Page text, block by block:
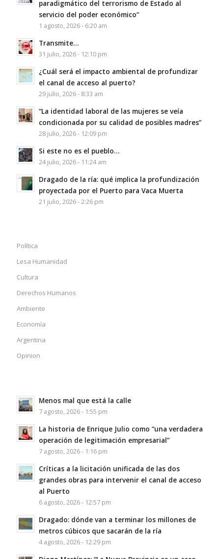
paradigmático del terrorismo de Estado al
servicio del poder económico”
1 agosto, 2026 - 6:20 am
Transmite…
31 julio, 2026 - 12:10 pm
¿Cuál será el impacto ambiental de profundizar
el canal de acceso al puerto?
29 julio, 2026 - 8:33 am
“La identidad laboral de las mujeres se veía
condicionada por su calidad de posibles madres”
28 julio, 2026 - 12:09 pm
Si este no es el pueblo…
24 julio, 2026 - 11:24 am
Dragado de la ría: qué implica la profundización
proyectada por el Puerto para Vaca Muerta
21 julio, 2026 - 2:26 pm
Política
Lesa Humanidad
Cultura
Derechos Humanos
Ambiente
Economía
Argentina
Opinion
Menos mal que está la calle
7 agosto, 2026 - 1:55 pm
La historia de Enrique Julio como “una verdadera
operación de legitimación empresarial”
7 agosto, 2026 - 1:16 pm
Críticas a la licitación unificada de las dos
grandes obras para intervenir el canal de acceso
al Puerto
6 agosto, 2026 - 12:57 pm
Dragado: dónde van a terminar los millones de
metros cúbicos que sacarán de la ría
4 agosto, 2026 - 12:29 pm